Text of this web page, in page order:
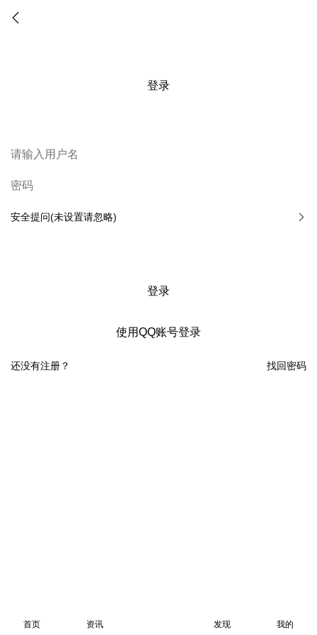
登录
安全提问(未设置请忽略)
登录
使用QQ账号登录
找回密码
还没有注册？
首页 资讯 发现 我的